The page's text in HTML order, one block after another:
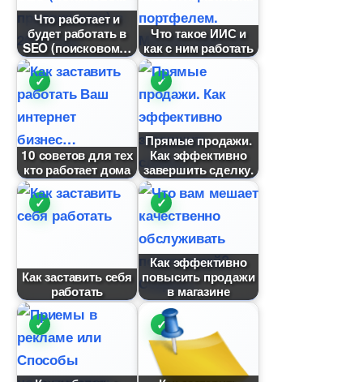
Что работает и
удет работать
SEO (поисковом
Что такое ИИС и
как с ним работать
10 советов для тех
кто работает дома
Прямые продажи.
Как эффективно
завершить сделку.
Как заставить себя
работать
Как эффективно
повысить продажи
магазине